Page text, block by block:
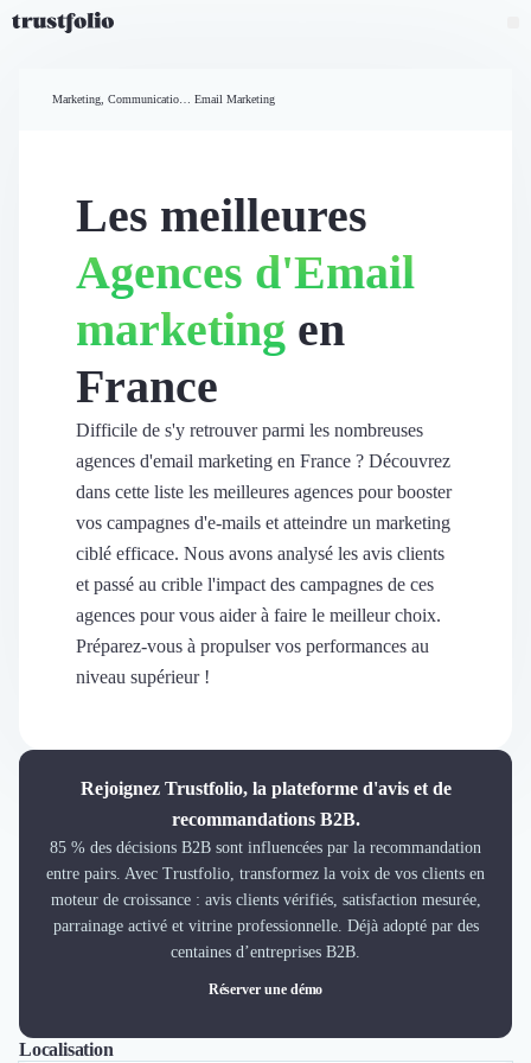
Widgets d'avis
Partage d’avis multicanal
Vidéo de témoignage
Révéler le réseau
Vitrine & média
Suivi du ROI
Voir tous nos avis clients
Découvrir le média
Demander une démo
Marque Employeur
Conseil en Management et Organisation
Gestion paie
Qualité de Vie au Travail (QVT)
Responsabilité Sociétale des Entreprises (RSE)
Marketplace de freelance
Coaching
Accueil
Marketing, Communication et Ventes Email Marketing
Les meilleures
Agences d'Email
marketing en
France
Difficile de s'y retrouver parmi les nombreuses
agences d'email marketing en France ? Découvrez
dans cette liste les meilleures agences pour booster
vos campagnes d'e-mails et atteindre un marketing
ciblé efficace. Nous avons analysé les avis clients
et passé au crible l'impact des campagnes de ces
agences pour vous aider à faire le meilleur choix.
Préparez-vous à propulser vos performances au
niveau supérieur !
Rejoignez Trustfolio, la plateforme d'avis et de
recommandations B2B.
85 % des décisions B2B sont influencées par la recommandation
entre pairs. Avec Trustfolio, transformez la voix de vos clients en
moteur de croissance : avis clients vérifiés, satisfaction mesurée,
parrainage activé et vitrine professionnelle. Déjà adopté par des
centaines d’entreprises B2B.
Réserver une démo
Localisation
ToutLyonParis